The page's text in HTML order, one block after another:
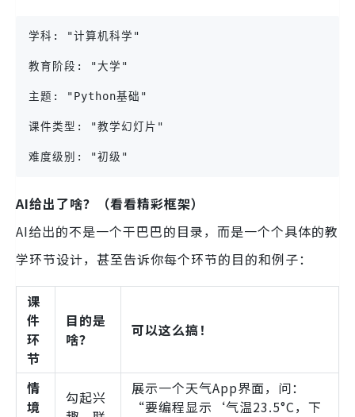
学科: "计算机科学"
教育阶段: "大学"
主题: "Python基础"
课件类型: "教学幻灯片"
难度级别: "初级"
AI给出了啥？（看看精彩框架）
AI给出的不是一个干巴巴的目录，而是一个个具体的教
学环节设计，甚至告诉你每个环节的目的和例子：
课
件
环
节
目的是
啥？
可以这么搞！
情
境
勾起兴
展示一个天气App界面，问：
“要编程显示‘气温23.5°C，下